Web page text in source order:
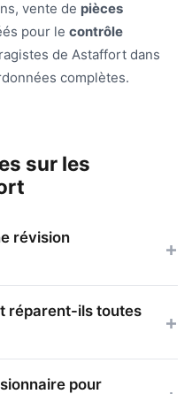
vente de pièces
pour le contrôle
de Astaffort dans
complètes.
sur les
révision
réparent-ils toutes
pour